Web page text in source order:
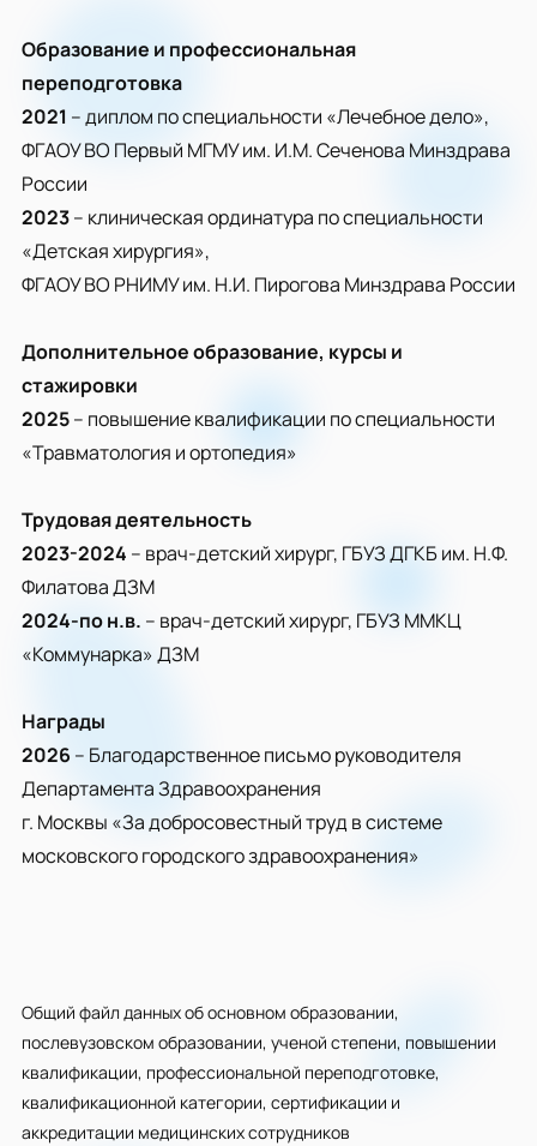
Образование и профессиональная
переподготовка
2021 – диплом по специальности «Лечебное дело»,
ФГАОУ ВО Первый МГМУ им. И.М. Сеченова Минздрава
России
2023– клиническая ординатура по специальности
«Детская хирургия»,
ФГАОУ ВО РНИМУ им. Н.И. Пирогова Минздрава России
Дополнительное образование, курсы и
стажировки
2025– повышение квалификации по специальности
«Травматология и ортопедия»
Трудовая деятельность
2023-2024 – врач-детский хирург, ГБУЗ ДГКБ им. Н.Ф.
Филатова ДЗМ
2024-по н.в. – врач-детский хирург, ГБУЗ ММКЦ
«Коммунарка» ДЗМ
Награды
2026 – Благодарственное письмо руководителя
Департамента Здравоохранения
г. Москвы «За добросовестный труд в системе
московского городского здравоохранения»
Общий файл данных об основном образовании,
послевузовском образовании, ученой степени, повышении
квалификации, профессиональной переподготовке,
квалификационной категории, сертификации и
аккредитации медицинских сотрудников